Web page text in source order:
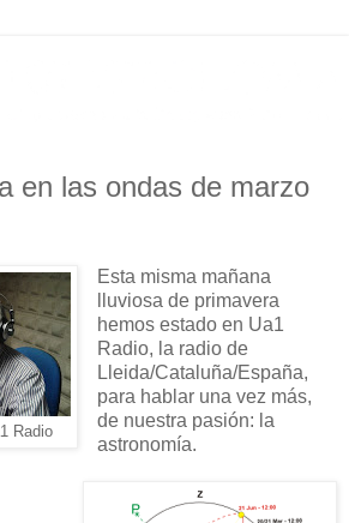
en las ondas de marzo
Radio
Esta misma mañana
lluviosa de primavera
hemos estado en Ua1
Radio, la radio de
Lleida/Cataluña/España,
para hablar una vez más,
de nuestra pasión: la
astronomía.